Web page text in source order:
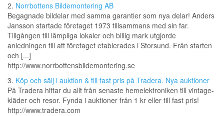
2. Norrbottens Bildemontering AB
Begagnade bildelar med samma garantier som nya delar! Anders
Jansson startade företaget 1973 tillsammans med sin far.
Tillgången till lämpliga lokaler och billig mark utgjorde
anledningen till att företaget etablerades i Storsund. Från starten
och [...]
http://www.norrbottensbildemontering.se
3. Köp och sälj i auktion & till fast pris på Tradera. Nya auktioner
På Tradera hittar du allt från senaste hemelektroniken till vintage-
kläder och resor. Fynda i auktioner från 1 kr eller till fast pris!
http://www.tradera.com